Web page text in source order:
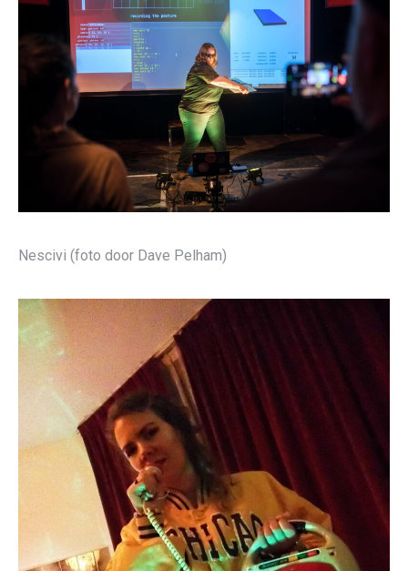
Nescivi (foto door Dave Pelham)